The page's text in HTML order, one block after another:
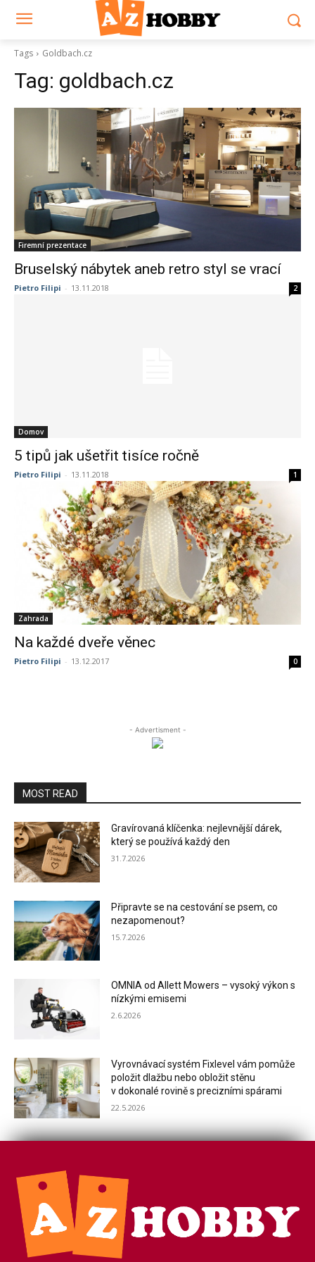
Tags Goldbach.cz
Tag: goldbach.cz
Firemní prezentace
Bruselský nábytek aneb retro styl se vrací
Pietro Filipi - 13.11.2018 2
Domov
5 tipů jak ušetřit tisíce ročně
Pietro Filipi - 13.11.2018 1
Zahrada
Na každé dveře věnec
Pietro Filipi - 13.12.2017 0
- Advertisment -
MOST READ
Gravírovaná klíčenka: nejlevnější dárek,
který se používá každý den
31.7.2026
Připravte se na cestování se psem, co
nezapomenout?
15.7.2026
OMNIA od Allett Mowers – vysoký výkon s
nízkými emisemi
2.6.2026
Vyrovnávací systém Fixlevel vám pomůže
položit dlažbu nebo obložit stěnu
v dokonalé rovině s precizními spárami
22.5.2026